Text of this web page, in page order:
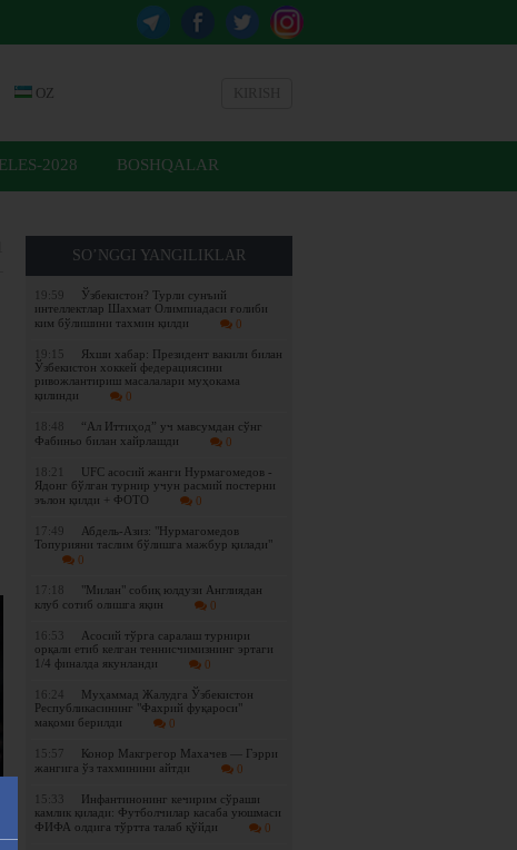
OZ
2028 BOSHQALAR
SO’NGGI YANGILIKLAR
19:59
Ўзбекистон? Турли сунъий
интеллектлар Шахмат Олимпиадаси ғолиби
ким бўлишини тахмин қилди
0
19:15
Яхши хабар: Президент вакили билан
Ўзбекистон хоккей федерациясини
ривожлантириш масалалари муҳокама
қилинди
0
18:48
“Ал Иттиҳод” уч мавсумдан сўнг
Фабиньо билан хайрлашди
0
18:21
UFC асосий жанги Нурмагомедов -
Ядонг бўлган турнир учун расмий постерни
эълон қилди + ФОТО
0
17:49
Абдель-Азиз: "Нурмагомедов
Топурияни таслим бўлишга мажбур қилади"
0
17:18
"Милан" собиқ юлдузи Англиядан
клуб сотиб олишга яқин
0
16:53
Асосий тўрга саралаш турнири
орқали етиб келган теннисчимизнинг эртаги
1/4 финалда якунланди
0
16:24
Муҳаммад Жалудга Ўзбекистон
Республикасининг "Фахрий фуқароси"
мақоми берилди
0
15:57
Конор Макгрегор Махачев — Гэрри
жангига ўз тахминини айтди
0
15:33
Инфантинонинг кечирим сўраши
камлик қилади: Футболчилар касаба уюшмаси
ФИФА олдига тўртта талаб қўйди
0